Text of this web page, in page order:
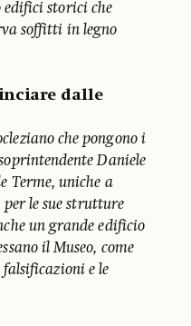
edifici storici che
soffitti in legno
dalle
che pongono i
Daniele
Terme, uniche a
le sue strutture
un grande edificio
il Museo, come
falsificazioni e le